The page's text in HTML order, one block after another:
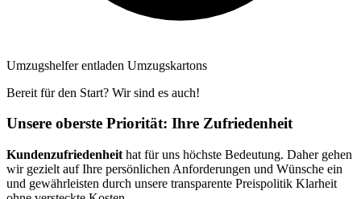
Umzugshelfer entladen Umzugskartons
Bereit für den Start? Wir sind es auch!
Unsere oberste Priorität: Ihre Zufriedenheit
Kundenzufriedenheit hat für uns höchste Bedeutung. Daher gehen
wir gezielt auf Ihre persönlichen Anforderungen und Wünsche ein
und gewährleisten durch unsere transparente Preispolitik Klarheit